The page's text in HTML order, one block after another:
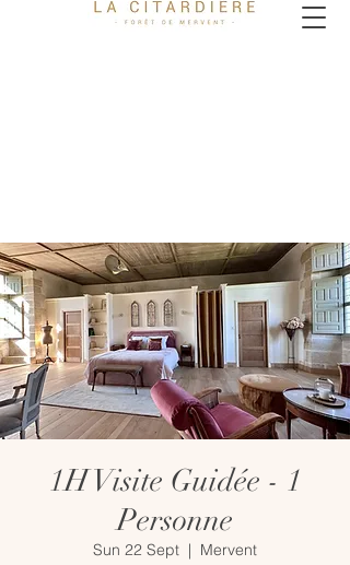
1H Visite Guidée - 1
Personne
Sun 22 Sept
  |
Mervent